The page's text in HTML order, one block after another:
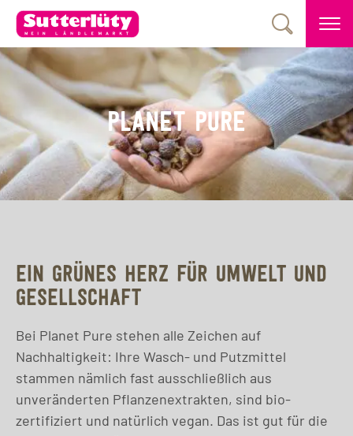
PLANET PURE
EIN GRÜNES HERZ FÜR UMWELT UND
GESELLSCHAFT
Bei Planet Pure stehen alle Zeichen auf
Nachhaltigkeit: Ihre Wasch- und Putzmittel
stammen nämlich fast ausschließlich aus
unveränderten Pflanzenextrakten, sind bio-
zertifiziert und natürlich vegan. Das ist gut für die